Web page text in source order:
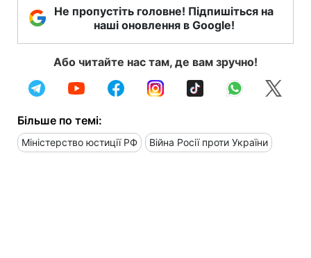
Не пропустіть головне! Підпишіться на
наші оновлення в Google!
Або читайте нас там, де вам зручно!
Більше по темі:
Міністерство юстиції РФ Війна Росії проти України